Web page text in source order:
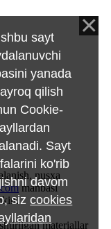
nusxa
manbasi
materiallar
sayt
yanada
qilish
Cookie-
Sayt
ko'rib
davom
sizcookies